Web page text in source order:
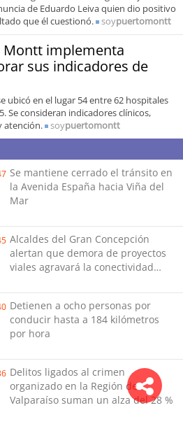
de Eduardo Leiva quien dio positivo
que él cuestionó.
soypuertomontt
Montt implementa
sus indicadores de
ubicó en el lugar 54 entre 62 hospitales
Se consideran indicadores clínicos,
atención.
soypuertomontt
Se mantiene cerrado el tránsito en
la Avenida España hacia Viña del
Mar
Alcaldes del Gran Concepción
alertan que demora de proyectos
viales agravará la conectividad
Detienen a ocho personas por
conducir hasta a 184 kilómetros
por hora
Delitos ligados al crimen
organizado en la Región de
Valparaíso suman un alza del 28 %